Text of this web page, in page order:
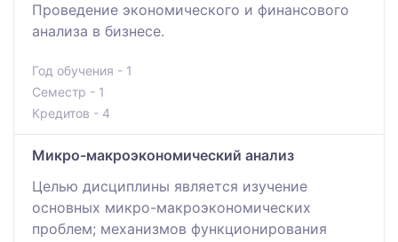
Проведение экономического и финансового
анализа в бизнесе.
Год обучения - 1
Семестр - 1
Кредитов - 4
Микро-макроэкономический анализ
Целью дисциплины является изучение
основных микро-макроэкономических
проблем; механизмов функционирования